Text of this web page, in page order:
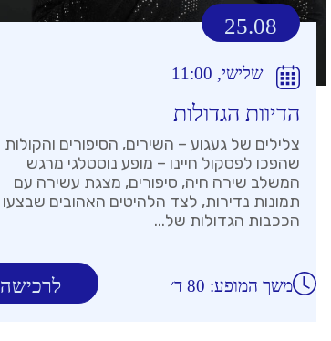
25.08
שלישי, 11:00
הדיוות הגדולות
צלילים של געגוע – השירים, הסיפורים והקולות
שהפכו לפסקול חיינו – מופע נוסטלגי מרגש
המשלב שירה חיה, סיפורים, מצגת עשירה עם
תמונות נדירות, לצד הלהיטים האהובים שבצעו
הככבות הגדולות של...
לרכישה משך המופע: 80 ד׳